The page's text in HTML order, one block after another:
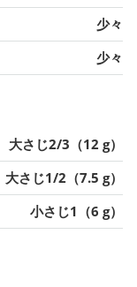
少々
少々
大さじ2/3（12 g）
大さじ1/2（7.5 g）
小さじ1（6 g）